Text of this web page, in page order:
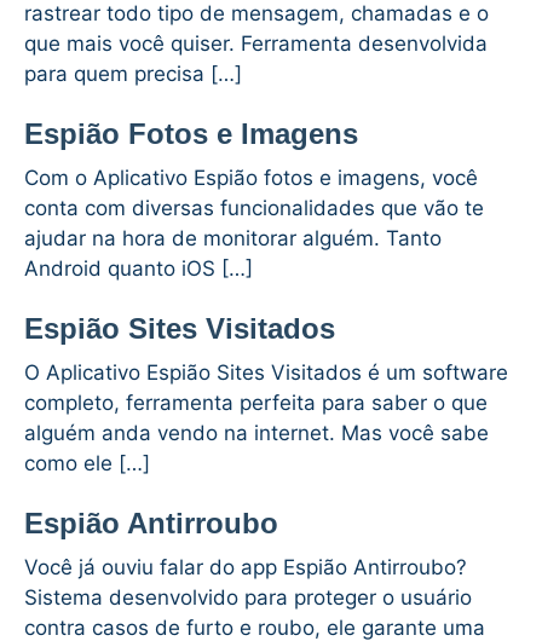
rastrear todo tipo de mensagem, chamadas e o
que mais você quiser. Ferramenta desenvolvida
para quem precisa […]
Espião Fotos e Imagens
Com o Aplicativo Espião fotos e imagens, você
conta com diversas funcionalidades que vão te
ajudar na hora de monitorar alguém. Tanto
Android quanto iOS […]
Espião Sites Visitados
O Aplicativo Espião Sites Visitados é um software
completo, ferramenta perfeita para saber o que
alguém anda vendo na internet. Mas você sabe
como ele […]
Espião Antirroubo
Você já ouviu falar do app Espião Antirroubo?
Sistema desenvolvido para proteger o usuário
contra casos de furto e roubo, ele garante uma